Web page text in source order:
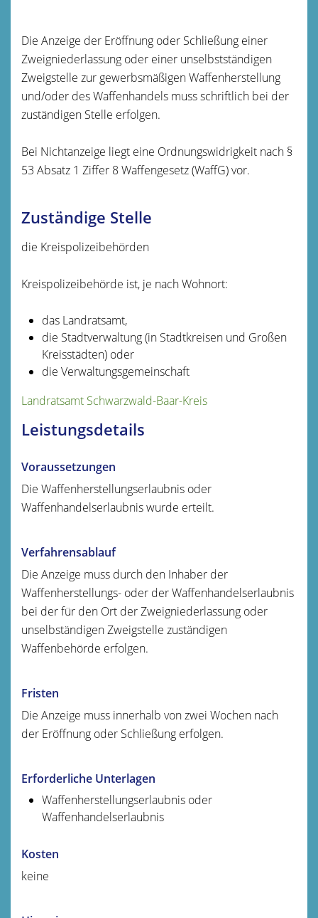
Die Anzeige der Eröffnung oder Schließung einer
Zweigniederlassung oder einer unselbstständigen
Zweigstelle zur gewerbsmäßigen Waffenherstellung
und/oder des Waffenhandels muss schriftlich bei der
zuständigen Stelle erfolgen.
Bei Nichtanzeige liegt eine Ordnungswidrigkeit nach §
53 Absatz 1 Ziffer 8 Waffengesetz (WaffG) vor.
Zuständige Stelle
die Kreispolizeibehörden
Kreispolizeibehörde ist, je nach Wohnort:
das Landratsamt,
die Stadtverwaltung (in Stadtkreisen und Großen
Kreisstädten) oder
die Verwaltungsgemeinschaft
Landratsamt Schwarzwald-Baar-Kreis
Leistungsdetails
Voraussetzungen
Die Waffenherstellungserlaubnis oder
Waffenhandelserlaubnis wurde erteilt.
Verfahrensablauf
Die Anzeige muss durch den Inhaber der
Waffenherstellungs- oder der Waffenhandelserlaubnis
bei der für den Ort der Zweigniederlassung oder
unselbständigen Zweigstelle zuständigen
Waffenbehörde erfolgen.
Fristen
Die Anzeige muss innerhalb von zwei Wochen nach
der Eröffnung oder Schließung erfolgen.
Erforderliche Unterlagen
Waffenherstellungserlaubnis oder
Waffenhandelserlaubnis
Kosten
keine